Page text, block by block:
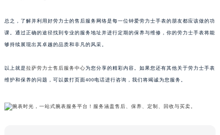
总之，了解并利用好劳力士的售后服务网络是每一位钟爱劳力士手表的朋友都应该做的功
课。通过正确的途径找到专业的服务地址并进行定期的保养与维修，你的劳力士手表将能
够持续展现出其卓越的品质和非凡的风采。
以上就是拉萨劳力士售后服务中心为您分享的精彩内容。如果您还有其他关于劳力士手表
维护和保养的问题，可以拨打页面400电话进行咨询，我们将竭诚为您服务。